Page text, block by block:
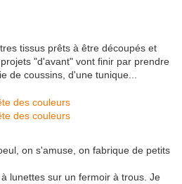
tissus prêts à être découpés et
"d'avant" vont finir par prendre
de coussins, d'une tunique...
on s'amuse, on fabrique de petits
lunettes sur un fermoir à trous. Je